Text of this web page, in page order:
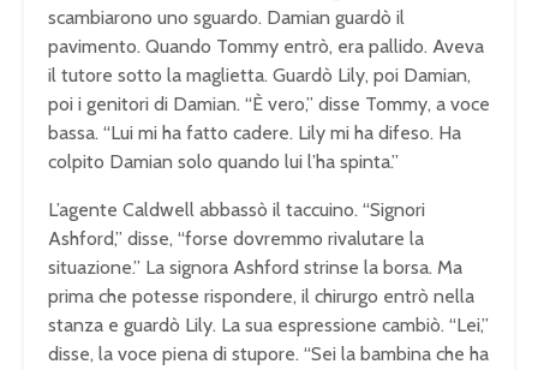
scambiarono uno sguardo. Damian guardò il
pavimento. Quando Tommy entrò, era pallido. Aveva
il tutore sotto la maglietta. Guardò Lily, poi Damian,
poi i genitori di Damian. “È vero,” disse Tommy, a voce
bassa. “Lui mi ha fatto cadere. Lily mi ha difeso. Ha
colpito Damian solo quando lui l’ha spinta.”
L’agente Caldwell abbassò il taccuino. “Signori
Ashford,” disse, “forse dovremmo rivalutare la
situazione.” La signora Ashford strinse la borsa. Ma
prima che potesse rispondere, il chirurgo entrò nella
stanza e guardò Lily. La sua espressione cambiò. “Lei,”
disse, la voce piena di stupore. “Sei la bambina che ha